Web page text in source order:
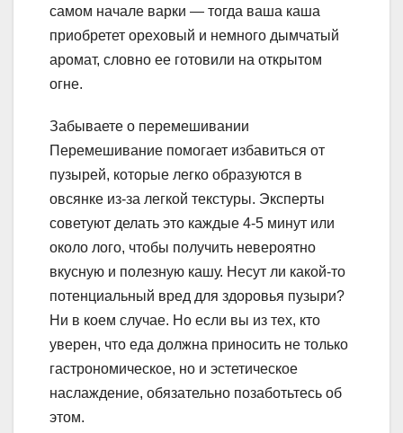
самом начале варки — тогда ваша каша
приобретет ореховый и немного дымчатый
аромат, словно ее готовили на открытом
огне.
Забываете о перемешивании
Перемешивание помогает избавиться от
пузырей, которые легко образуются в
овсянке из-за легкой текстуры. Эксперты
советуют делать это каждые 4-5 минут или
около лого, чтобы получить невероятно
вкусную и полезную кашу. Несут ли какой-то
потенциальный вред для здоровья пузыри?
Ни в коем случае. Но если вы из тех, кто
уверен, что еда должна приносить не только
гастрономическое, но и эстетическое
наслаждение, обязательно позаботьтесь об
этом.